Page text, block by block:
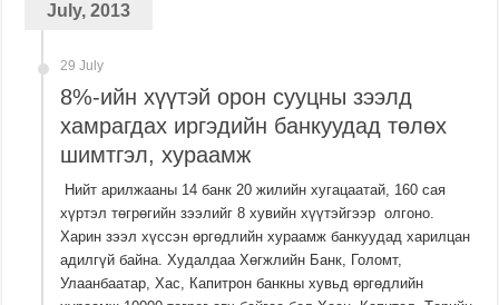
July, 2013
29 July
8%-ийн хүүтэй орон сууцны зээлд
хамрагдах иргэдийн банкуудад төлөх
шимтгэл, хураамж
Нийт арилжааны 14 банк 20 жилийн хугацаатай, 160 сая
хүртэл төгрөгийн зээлийг 8 хувийн хүүтэйгээр олгоно.
Харин зээл хүссэн өргөдлийн хураамж банкуудад харилцан
адилгүй байна. Худалдаа Хөгжлийн Банк, Голомт,
Улаанбаатар, Хас, Капитрон банкны хувьд өргөдлийн